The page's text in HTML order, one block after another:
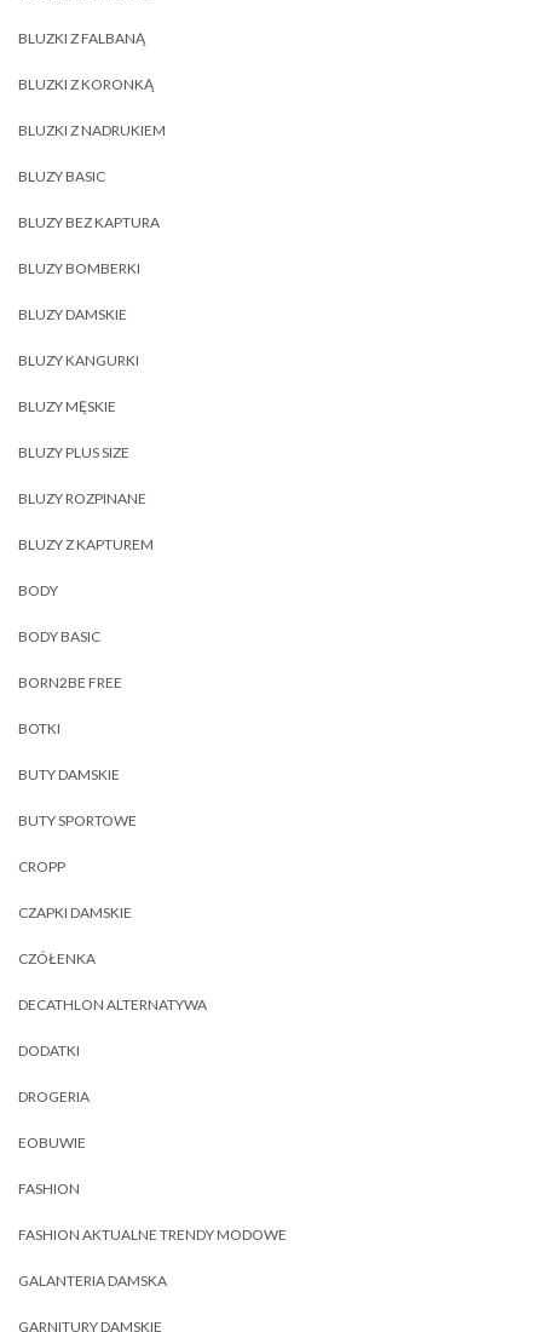
BLUZKI Z FALBANĄ
BLUZKI Z KORONKĄ
BLUZKI Z NADRUKIEM
BLUZY BASIC
BLUZY BEZ KAPTURA
BLUZY BOMBERKI
BLUZY DAMSKIE
BLUZY KANGURKI
BLUZY MĘSKIE
BLUZY PLUS SIZE
BLUZY ROZPINANE
BLUZY Z KAPTUREM
BODY
BODY BASIC
BORN2BE FREE
BOTKI
BUTY DAMSKIE
BUTY SPORTOWE
CROPP
CZAPKI DAMSKIE
CZÓŁENKA
DECATHLON ALTERNATYWA
DODATKI
DROGERIA
EOBUWIE
FASHION
FASHION AKTUALNE TRENDY MODOWE
GALANTERIA DAMSKA
GARNITURY DAMSKIE